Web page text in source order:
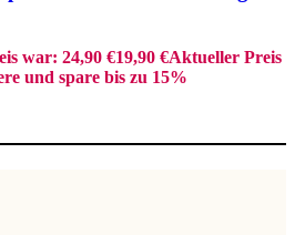
war: 24,90 €19,90 €Aktueller Preis
und spare bis zu 15%